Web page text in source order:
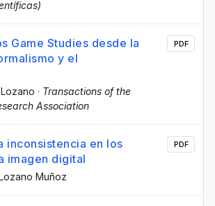
Game Studies desde la
y el
· Transactions of the
Association
PDF
inconsistencia en los
imagen digital
Muñoz
PDF